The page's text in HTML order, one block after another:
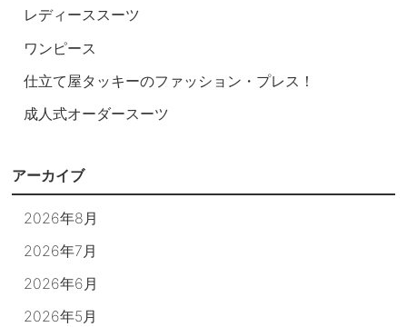
レディーススーツ
ワンピース
仕立て屋タッキーのファッション・プレス！
成人式オーダースーツ
アーカイブ
2026年8月
2026年7月
2026年6月
2026年5月